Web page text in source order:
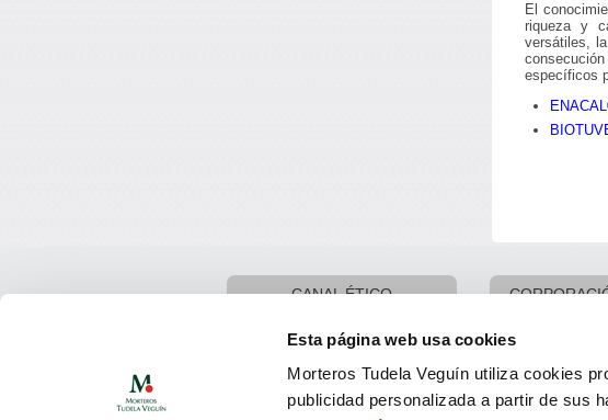
Esta página web usa cookies
Morteros Tudela Veguín utiliza cookies
publicidad personalizada a partir de sus
El
riqueza y
versátiles,
específicos
CANAL ÉTICO
Oficinas centrales: Calle Argüelles, 25 · 33003 · Oviedo